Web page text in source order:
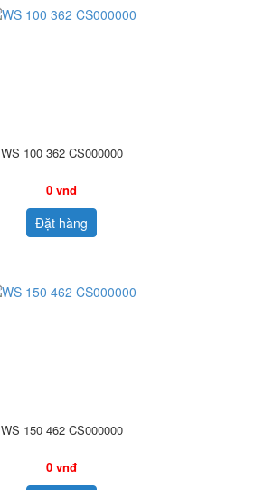
WS 100 362 CS000000
0 vnđ
Đặt hàng
WS 150 462 CS000000
0 vnđ